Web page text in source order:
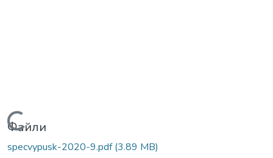
Вантажиться...
Файли
specvypusk-2020-9.pdf(3.89 MB)